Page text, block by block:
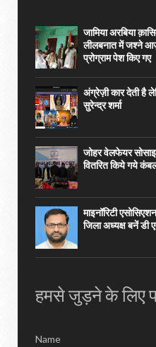
जामिया अरबिया
लीलबनात में जश्ने
प्रोग्राम पेश किए गए
अंग्रेज़ी कार देती है
सुरेन्द्र शर्मा
जोहर वेलफेयर
वितरित किये गये
माइनॉरिटी
जिला अध्यक्ष बनें डी
हमसे जुड़ने के लिए
Name